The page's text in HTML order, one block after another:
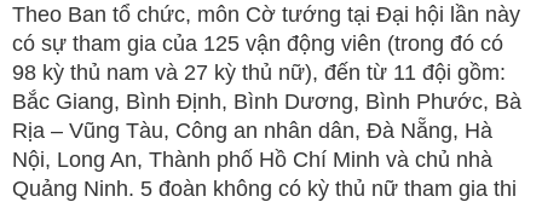
Theo Ban tổ chức, môn Cờ tướng tại Đại hội lần này
có sự tham gia của 125 vận động viên (trong đó có
98 kỳ thủ nam và 27 kỳ thủ nữ), đến từ 11 đội gồm:
Bắc Giang, Bình Định, Bình Dương, Bình Phước, Bà
Rịa – Vũng Tàu, Công an nhân dân, Đà Nẵng, Hà
Nội, Long An, Thành phố Hồ Chí Minh và chủ nhà
Quảng Ninh. 5 đoàn không có kỳ thủ nữ tham gia thi